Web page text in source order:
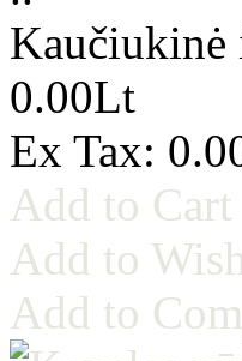
Kaučiukinė
0.00Lt
Ex Tax:
Add to Cart
Add to
Add to